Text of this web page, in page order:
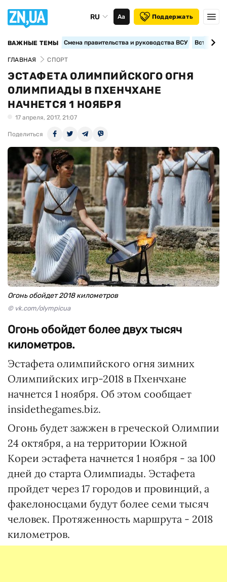
RU Аа Поддержать
ВАЖНЫЕ ТЕМЫ Смена правительства и руководства ВСУ
ГЛАВНАЯ СПОРТ
ЭСТАФЕТА ОЛИМПИЙСКОГО ОГНЯ
ОЛИМПИАДЫ В ПХЕНЧХАНЕ
НАЧНЕТСЯ 1 НОЯБРЯ
17 апреля, 2017, 21:07
Поделиться
Огонь обойдет 2018 километров
© vk.com/olympicua
Огонь обойдет более двух тысяч
километров.
Эстафета олимпийского огня зимних
Олимпийских игр-2018 в Пхенчхане
начнется 1 ноября. Об этом сообщает
insidethegames.biz.
Огонь будет зажжен в греческой Олимпии
24 октября, а на территории Южной
Кореи эстафета начнется 1 ноября - за 100
дней до старта Олимпиады. Эстафета
пройдет через 17 городов и провинций, а
факелоносцами будут более семи тысяч
человек. Протяженность маршрута - 2018
километров.